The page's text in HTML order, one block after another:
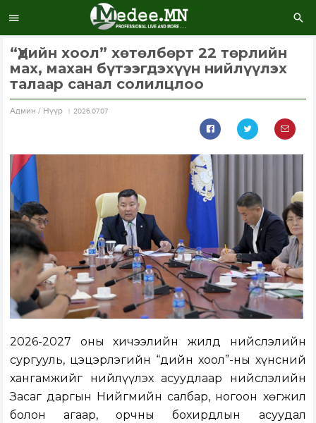
“Үдийн хоол” хөтөлбөрт 22 төрлийн
мах, махан бүтээгдэхүүн нийлүүлэх
талаар санал солилцлоо
Aдмин / Нүүр 2026.07.07
2026-2027 оны хичээлийн жилд нийслэлийн
сургууль, цэцэрлэгийн “Үдийн хоол”-ны хүнсний
хангамжийг нийлүүлэх асуудлаар нийслэлийн
Засаг даргын Нийгмийн салбар, ногоон хөгжил
болон агаар, орчны бохирдлын асуудал